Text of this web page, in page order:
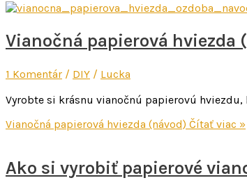
Vianočná papierová hviezda
1 Komentár / DIY / Lucka
Vyrobte si krásnu vianočnú papierovú hviezdu,
Vianočná papierová hviezda (návod) Čítať viac »
Ako si vyrobiť papierové